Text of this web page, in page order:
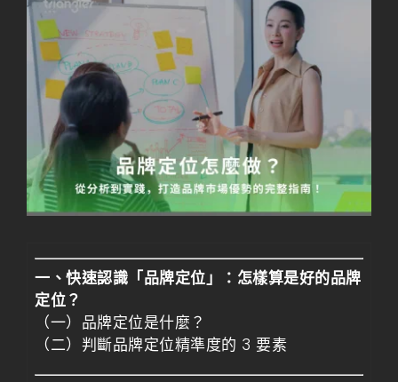
Larger
Image
一、快速認識「品牌定位」：怎樣算是好的品牌
定位？
（一）品牌定位是什麼？
（二）判斷品牌定位精準度的 3 要素